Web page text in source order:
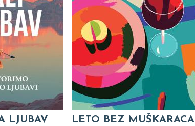
LJUBAV
LETO BEZ MUŠKARACA